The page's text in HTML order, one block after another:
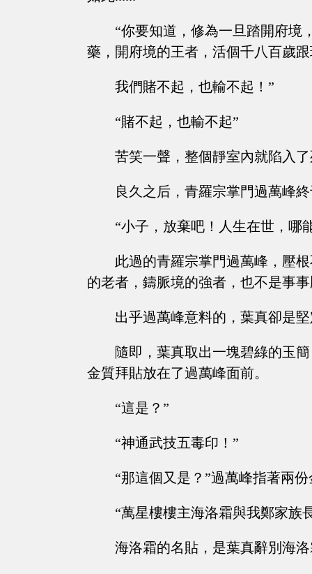
“你要知道，修為一旦踏開府境
藥，開府境的王者，活個千八百歲
我們賭不起，也輸不起！”
“賭不起，也輸不起”
苦笑一聲，整個靜室內就陷入
良久之后，青羅宗掌門過萬峰
“小子，放棄吧！人生在世，哪
此過的青羅宗掌門過萬峰，壓
的老者，鑄脈境的強者，也不是事
出乎過萬峰意料的，葉真卻是
隨即，葉真取出一塊碧綠的玉
金質拜貼放在了過萬峰面前。
“這是？”
“神通武技五毒印！”
“那這個又是？”過萬峰指著兩
“萬星樓樓主海洛霜與我鄭家族
海洛霜的名貼，是葉真辭別海